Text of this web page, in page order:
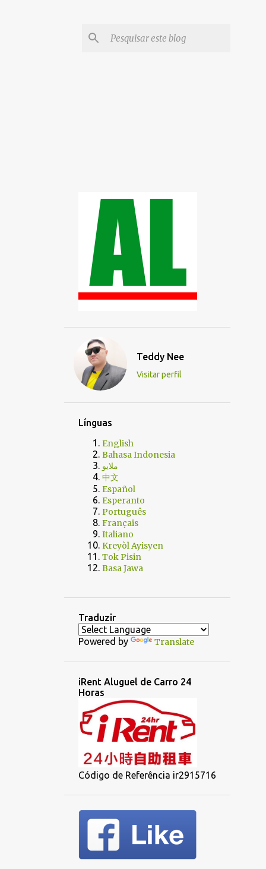
Teddy Nee
Visitar perfil
Línguas
English
Bahasa Indonesia
ملايو
中文
Español
Esperanto
Português
Français
Italiano
Kreyòl Ayisyen
Tok Pisin
Basa Jawa
Traduzir
Powered by Translate
iRent Aluguel de Carro 24
Horas
Código de Referência ir2915716